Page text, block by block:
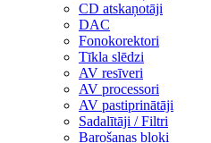
CD atskaņotāji
DAC
Fonokorektori
Tīkla slēdzi
AV resīveri
AV processori
AV pastiprinātāji
Sadalītāji / Filtri
Barošanas bloki